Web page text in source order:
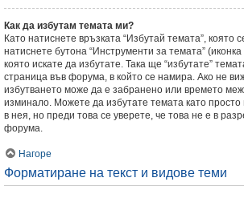
Как да избутам темата ми?
Като натиснете връзката “Избутай темата”, която
натиснете бутона “Инструменти за темата”
която искате да избутате. Така ще “избутате”
страница във форума, в който се намира. Ако не
избутването може да е забранено или времето
изминало. Можете да избутате темата като просто
в нея, но преди това се уверете, че това не е в
форума.
Нагоре
Форматиране на текст и видове теми